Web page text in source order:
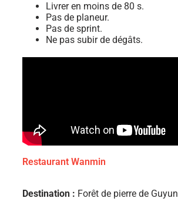
Livrer en moins de 80 s.
Pas de planeur.
Pas de sprint.
Ne pas subir de dégâts.
Restaurant Wanmin
Destination : Forêt de pierre de Guyun